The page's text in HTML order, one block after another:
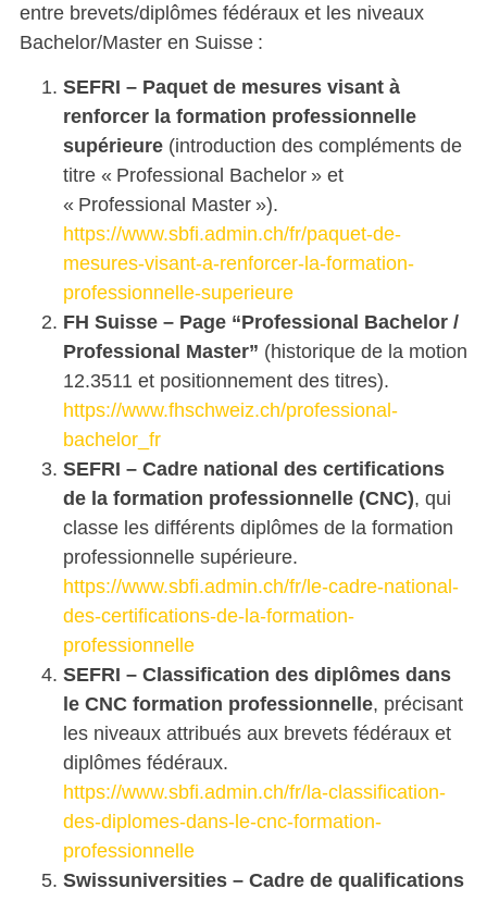
entre brevets/diplômes fédéraux et les niveaux
Bachelor/Master en Suisse :
SEFRI – Paquet de mesures visant à
renforcer la formation professionnelle
supérieure(introduction des compléments de
titre « Professional Bachelor » et
« Professional Master »).
https://www.sbfi.admin.ch/fr/paquet-de-
mesures-visant-a-renforcer-la-formation-
professionnelle-superieure
FH Suisse – Page “Professional Bachelor /
Professional Master” (historique de la motion
12.3511 et positionnement des titres).
https://www.fhschweiz.ch/professional-
bachelor_fr
SEFRI – Cadre national des certifications
de la formation professionnelle (CNC), qui
classe les différents diplômes de la formation
professionnelle supérieure.
https://www.sbfi.admin.ch/fr/le-cadre-national-
des-certifications-de-la-formation-
professionnelle
SEFRI – Classification des diplômes dans
le CNC formation professionnelle, précisant
les niveaux attribués aux brevets fédéraux et
diplômes fédéraux.
https://www.sbfi.admin.ch/fr/la-classification-
des-diplomes-dans-le-cnc-formation-
professionnelle
Swissuniversities – Cadre de qualifications